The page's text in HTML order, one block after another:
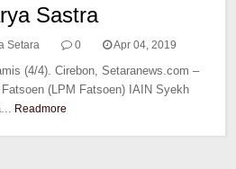
Sastra
Setara 0 Apr 04, 2019
(4/4). Cirebon, Setaranews.com –
(LPM Fatsoen) IAIN Syekh
Readmore